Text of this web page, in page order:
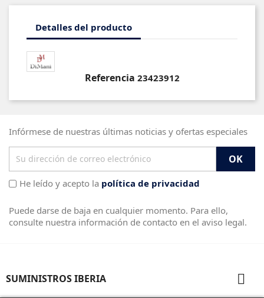
Detalles del producto
Referencia 23423912
Infórmese de nuestras últimas noticias y ofertas especiales
He leído y acepto la política de privacidad
Puede darse de baja en cualquier momento. Para ello,
consulte nuestra información de contacto en el aviso legal.
SUMINISTROS IBERIA 